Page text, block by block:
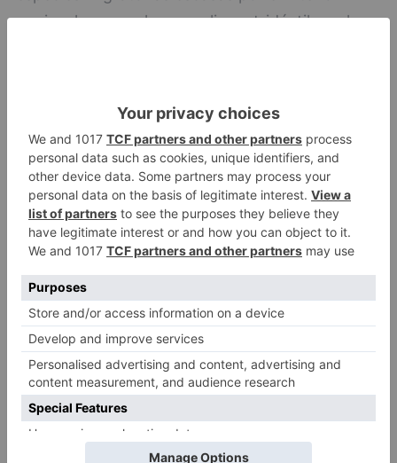
peninsular como los correlimos tridáctilos o las
Los humedales más importantes por número de
ejemplares detectados han sido las Lagunas de
Villafáfila en Zamora con 56.427 ejemplares de
57 especies, el azud de Riolobos en Salamanca
con 33.599 de 53 especies, los humedales de La
Nava (19.285 ejemplares de 55 especies) y
Boada de Campos (17.270 de 48 especies) en
Palencia, la laguna de El Hoyo (El Oso) en Ávila
con 13.257 ejemplares de 51 especies.
Las cinco especies más abundantes fueron el
ánade azulón (52.867 ejemplares), la avefría
europea (20.956 ejemplares), la cerceta común